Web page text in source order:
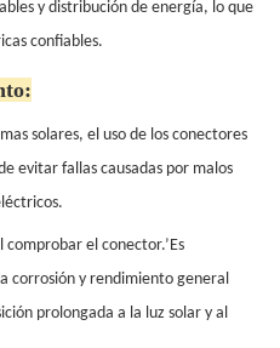
y distribución de energía, lo que
confiables.
solares, el uso de los conectores
evitar fallas causadas por malos
comprobar el conector.’Es
corrosión y rendimiento general
prolongada a la luz solar y al